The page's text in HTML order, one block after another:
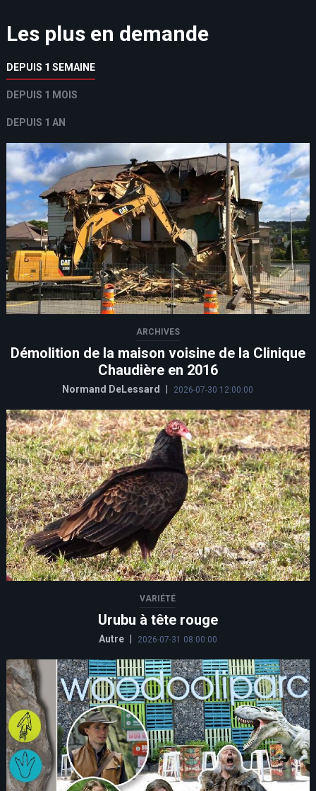
Les plus en demande
DEPUIS 1 SEMAINE
DEPUIS 1 MOIS
DEPUIS 1 AN
ARCHIVES
Démolition de la maison voisine de la Clinique
Chaudière en 2016
Normand DeLessard 2026-07-30 12:00:00
VARIÉTÉ
Urubu à tête rouge
Autre 2026-07-31 08:00:00